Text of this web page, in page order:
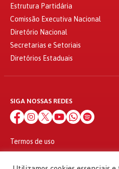
Estrutura Partidária
Comissão Executiva Nacional
Diretório Nacional
Secretarias e Setoriais
Diretórios Estaduais
SIGA NOSSAS REDES
Termos de uso
© 2010 - 2026